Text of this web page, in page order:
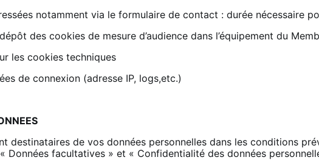
notamment via le formulaire de contact : durée nécessaire
des cookies de mesure d’audience dans l’équipement du
les cookies techniques
de connexion (adresse IP, logs,etc.)
destinataires de vos données personnelles dans les conditions
Données facultatives » et « Confidentialité des données